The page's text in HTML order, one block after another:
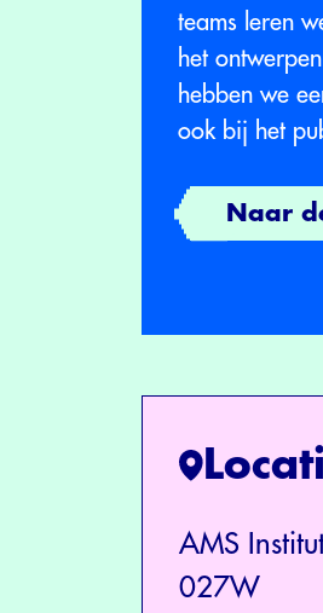
teams leren
het
hebben we
ook bij het
Naar
AMS
027W